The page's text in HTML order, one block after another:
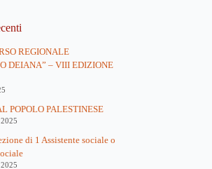
REGIONALE
DEIANA” – VIII EDIZIONE
POPOLO PALESTINESE
di 1 Assistente sociale o